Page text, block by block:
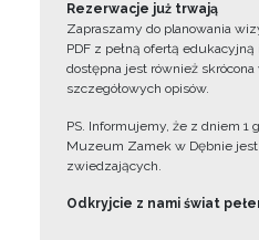
Rezerwacje już trwają
Zapraszamy do planowania
PDF z pełną ofertą
dostępna jest również
szczegółowych opisów.
PS. Informujemy, że z dniem 1
Muzeum Zamek w Dębnie
zwiedzających.
Odkryjcie z nami świat